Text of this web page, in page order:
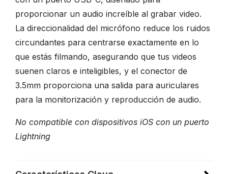
proporcionar un audio increíble al grabar video.
La direccionalidad del micrófono reduce los ruidos
circundantes para centrarse exactamente en lo
que estás filmando, asegurando que tus videos
suenen claros e inteligibles, y el conector de
3.5mm proporciona una salida para auriculares
para la monitorización y reproducción de audio.
No compatible con dispositivos iOS con un puerto
Lightning